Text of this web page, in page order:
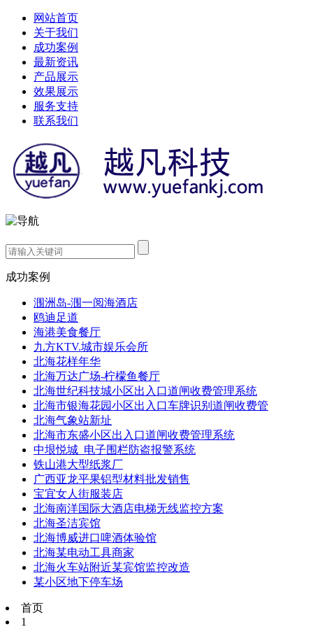
网站首页
关于我们
成功案例
最新资讯
产品展示
效果展示
服务支持
联系我们
成功案例
涠洲岛-涠一阅海酒店
鸥迪足道
海港美食餐厅
九方KTV.城市娱乐会所
北海花样年华
北海万达广场-柠檬鱼餐厅
北海世纪科技城小区出入口道闸收费管理系统
北海市银海花园小区出入口车牌识别道闸收费管
北海气象站新址
北海市东盛小区出入口道闸收费管理系统
中垠悦城_电子围栏防盗报警系统
铁山港大型纸浆厂
广西亚龙平果铝型材料批发销售
宝宜女人街服装店
北海南洋国际大酒店电梯无线监控方案
北海圣洁宾馆
北海博威进口啤酒体验馆
北海某电动工具商家
北海火车站附近某宾馆监控改造
某小区地下停车场
首页
1